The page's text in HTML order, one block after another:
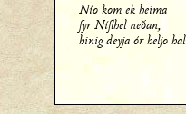
Nío kom ek heima
fyr Níflhel neðan,
hinig deyja ór heljo